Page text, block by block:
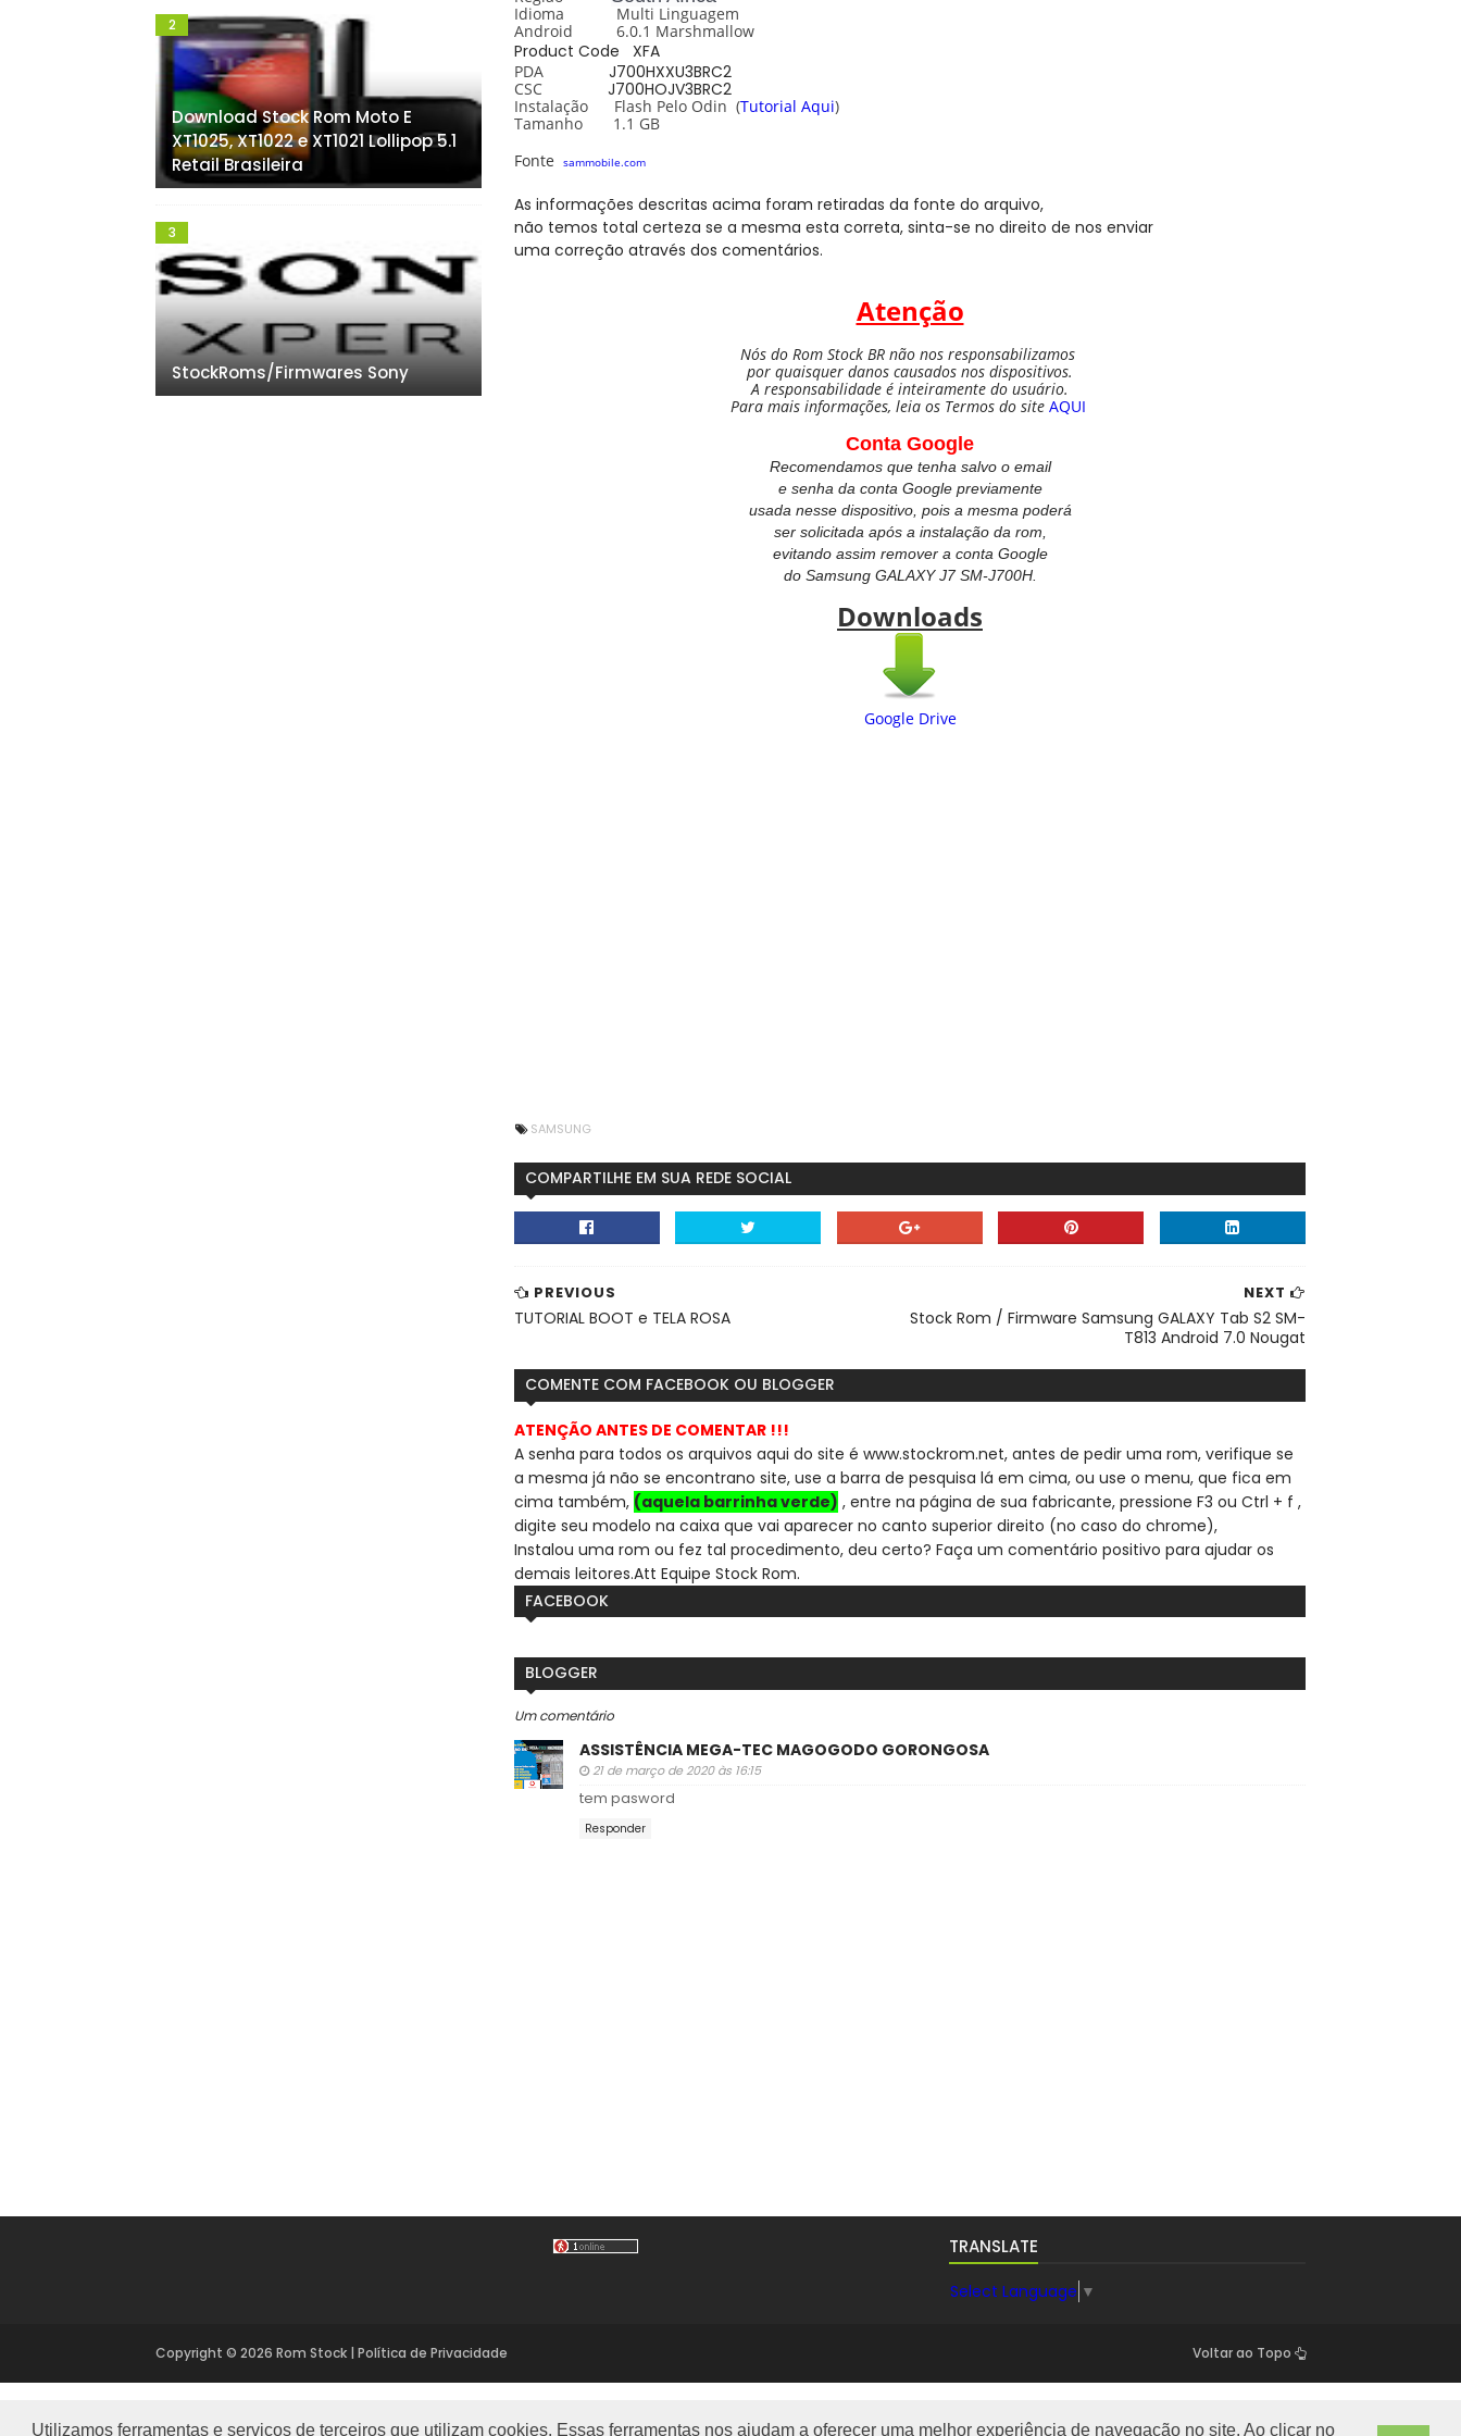
Utilizamos ferramentas e serviços de terceiros que utilizam cookies. Essas ferramentas nos ajudam a oferecer uma melhor experiência de navegação no site. Ao clicar no
Idioma Multi Linguagem
Android 6.0.1 Marshmallow
Product Code XFA
PDA J700HXXU3BRC2
CSC J700HOJV3BRC2
Instalação Flash Pelo Odin (Tutorial Aqui)
Tamanho 1.1 GB
Fonte
sammobile.com
As informações descritas acima foram retiradas da fonte do arquivo,
não temos total certeza se a mesma esta correta, sinta-se no direito de nos enviar
uma correção através dos comentários.
Atenção
Nós do Rom Stock BR não nos responsabilizamos
por quaisquer danos causados nos dispositivos.
A responsabilidade é inteiramente do usuário.
Para mais informações, leia os Termos do site AQUI
Conta Google
Recomendamos que tenha salvo o email
e senha da conta Google previamente
usada nesse dispositivo, pois a mesma poderá
ser solicitada após a instalação da rom,
evitando assim remover a conta Google
do Samsung GALAXY J7 SM-J700H.
Downloads
Google Drive
SAMSUNG
COMPARTILHE EM SUA REDE SOCIAL
NEXT
Stock Rom / Firmware Samsung GALAXY Tab S2 SM-
T813 Android 7.0 Nougat
PREVIOUS
TUTORIAL BOOT e TELA ROSA
COMENTE COM FACEBOOK OU BLOGGER
ATENÇÃO ANTES DE COMENTAR !!!
A senha para todos os arquivos aqui do site é www.stockrom.net, antes de pedir uma rom, verifique se
a mesma já não se encontrano site, use a barra de pesquisa lá em cima, ou use o menu, que fica em
cima também, (aquela barrinha verde) , entre na página de sua fabricante, pressione F3 ou Ctrl + f ,
digite seu modelo na caixa que vai aparecer no canto superior direito (no caso do chrome),
Instalou uma rom ou fez tal procedimento, deu certo? Faça um comentário positivo para ajudar os
demais leitores.Att Equipe Stock Rom.
FACEBOOK
BLOGGER
Um comentário
ASSISTÊNCIA MEGA-TEC MAGOGODO GORONGOSA
21 de março de 2020 às 16:15
tem pasword
Responder
Download Stock Rom Moto E
XT1025, XT1022 e XT1021 Lollipop 5.1
Retail Brasileira
StockRoms/Firmwares Sony
TRANSLATE
Select Language ▼
Copyright © 2026 Rom Stock | Política de Privacidade Voltar ao Topo